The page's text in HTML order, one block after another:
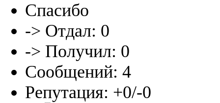
Спасибо
-> Отдал: 0
-> Получил: 0
Сообщений: 4
Репутация: +0/-0